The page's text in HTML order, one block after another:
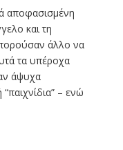
αποφασισμένη
και τη
άλλο να
τα υπέροχα
άψυχα
– ενώ